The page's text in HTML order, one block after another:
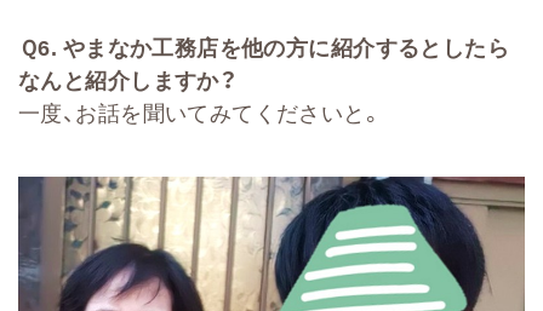
Ｑ6. やまなか工務店を他の方に紹介するとしたら
なんと紹介しますか？
一度、お話を聞いてみてくださいと。